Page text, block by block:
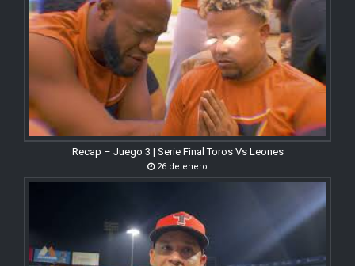
Recap – Juego 3 | Serie Final Toros Vs Leones
26 de enero